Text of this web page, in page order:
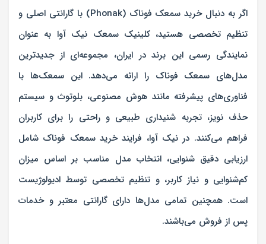
اگر به دنبال خرید سمعک فوناک (Phonak) با گارانتی اصلی و
تنظیم تخصصی هستید، کلینیک سمعک نیک آوا به عنوان
نمایندگی رسمی این برند در ایران، مجموعه‌ای از جدیدترین
مدل‌های سمعک فوناک را ارائه می‌دهد. این سمعک‌ها با
فناوری‌های پیشرفته مانند هوش مصنوعی، بلوتوث و سیستم
حذف نویز، تجربه شنیداری طبیعی و راحتی را برای کاربران
فراهم می‌کنند. در نیک آوا، فرایند خرید سمعک فوناک شامل
ارزیابی دقیق شنوایی، انتخاب مدل مناسب بر اساس میزان
کم‌شنوایی و نیاز کاربر، و تنظیم تخصصی توسط ادیولوژیست
است. همچنین تمامی مدل‌ها دارای گارانتی معتبر و خدمات
پس از فروش می‌باشند.